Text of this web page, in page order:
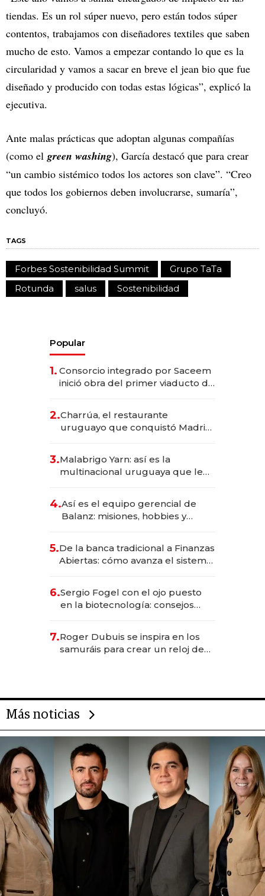
tiendas. Es un rol súper nuevo, pero están todos súper
contentos, trabajamos con diseñadores textiles que saben
mucho de esto. Vamos a empezar contando lo que es la
circularidad y vamos a sacar en breve el jean bio que fue
diseñado y producido con todas estas lógicas”, explicó la
ejecutiva.
Ante malas prácticas que adoptan algunas compañías
(como el green washing), García destacó que para crear
“un cambio sistémico todos los actores son clave”. “Creo
que todos los gobiernos deben involucrarse, sumaría”,
concluyó.
TAGS
Forbes Sostenibilidad Summit
Grupo TaTa
Rotunda
salus Sostenibilidad
Popular
1. Consorcio integrado por Saceem
inició obra del primer viaducto de
millones
2.Charrúa, el restaurante
uruguayo que conquistó Madrid:
anticipación y prepara apertura
3.Malabrigo Yarn: así es la
multinacional uruguaya que le
4.Así es el equipo gerencial de
Balanz: misiones, hobbies y
5.De la banca tradicional a Finanzas
Abiertas: cómo avanza el sistema
6.Sergio Fogel con el ojo puesto
en la biotecnología: consejos
rol de la IA
7.Roger Dubuis se inspira en los
samuráis para crear un reloj de
Más noticias